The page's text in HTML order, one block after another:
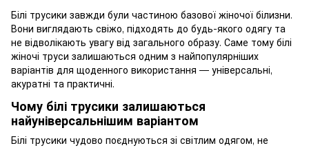
Білі трусики завжди були частиною базової жіночої білизни.
Вони виглядають свіжо, підходять до будь-якого одягу та
не відволікають увагу від загального образу. Саме тому білі
жіночі труси залишаються одним з найпопулярніших
варіантів для щоденного використання — універсальні,
акуратні та практичні.
Чому білі трусики залишаються
найуніверсальнішим варіантом
Білі трусики чудово поєднуються зі світлим одягом, не